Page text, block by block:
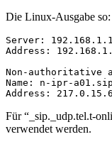
Die Linux-Ausgabe so:
Server: 192.168.1.1
Address:
Non-authoritative
Name: n-ipr-
Address:
Für “_sip._udp.tel.t-
verwendet werden.